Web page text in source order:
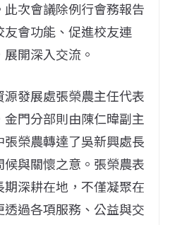
次會議除例行會務報告
會功能、促進校友連
開深入交流。
發展處張榮農主任代表
門分部則由陳仁暐副主
榮農轉達了吳新興處長
與關懷之意。張榮農表
深耕在地，不僅凝聚在
過各項服務、公益與交